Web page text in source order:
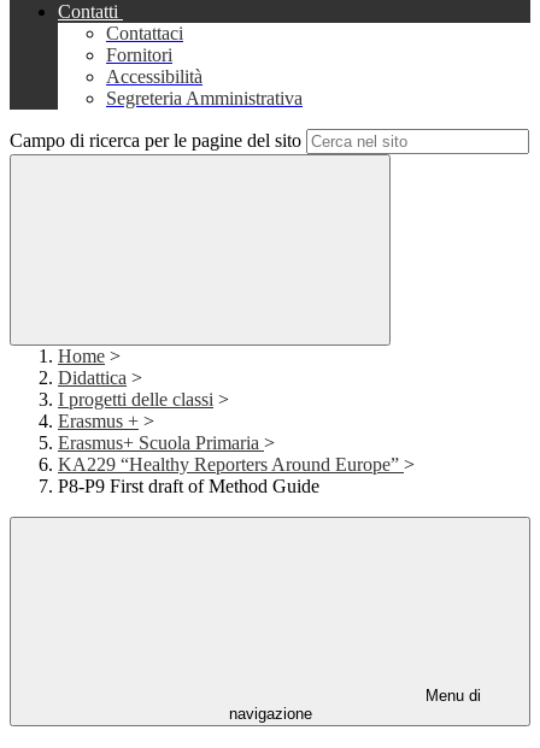
Contatti
Contattaci
Fornitori
Accessibilità
Segreteria Amministrativa
Campo di ricerca per le pagine del sito
Home >
Didattica >
I progetti delle classi >
Erasmus + >
Erasmus+ Scuola Primaria >
KA229 “Healthy Reporters Around Europe” >
P8-P9 First draft of Method Guide
Menu di
navigazione